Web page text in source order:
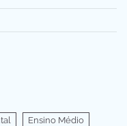
Ensino Médio